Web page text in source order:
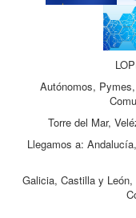
Autónomos,
Torre del Mar,
Llegamos a:
Galicia, Castilla y